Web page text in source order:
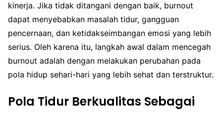
kinerja. Jika tidak ditangani dengan baik, burnout
dapat menyebabkan masalah tidur, gangguan
pencernaan, dan ketidakseimbangan emosi yang lebih
serius. Oleh karena itu, langkah awal dalam mencegah
burnout adalah dengan melakukan perubahan pada
pola hidup sehari-hari yang lebih sehat dan terstruktur.
Pola Tidur Berkualitas Sebagai